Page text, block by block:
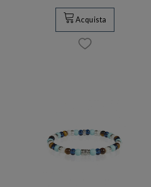
Acquista